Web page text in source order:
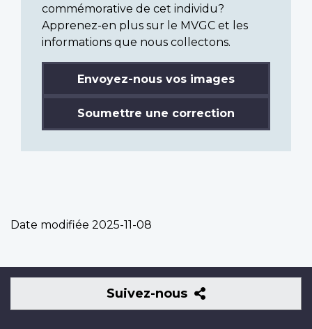
commémorative de cet individu?
Apprenez-en plus sur le MVGC et les
informations que nous collectons.
Envoyez-nous vos images
Soumettre une correction
Date modifiée 2025-11-08
Suivez-nous
Suivez-
nous